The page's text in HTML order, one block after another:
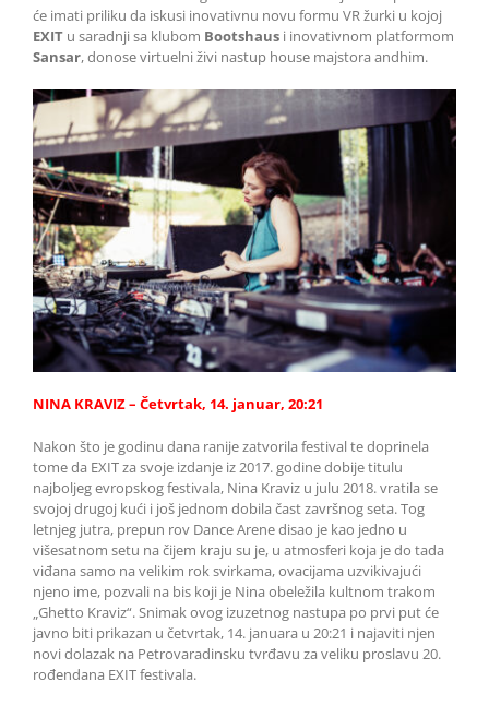
će imati priliku da iskusi inovativnu novu formu VR žurki u kojoj
EXIT u saradnji sa klubom Bootshaus i inovativnom platformom
Sansar, donose virtuelni živi nastup house majstora andhim.
NINA KRAVIZ – Četvrtak, 14. januar, 20:21
Nakon što je godinu dana ranije zatvorila festival te doprinela
tome da EXIT za svoje izdanje iz 2017. godine dobije titulu
najboljeg evropskog festivala, Nina Kraviz u julu 2018. vratila se
svojoj drugoj kući i još jednom dobila čast završnog seta. Tog
letnjeg jutra, prepun rov Dance Arene disao je kao jedno u
višesatnom setu na čijem kraju su je, u atmosferi koja je do tada
viđana samo na velikim rok svirkama, ovacijama uzvikivajući
njeno ime, pozvali na bis koji je Nina obeležila kultnom trakom
„Ghetto Kraviz“. Snimak ovog izuzetnog nastupa po prvi put će
javno biti prikazan u četvrtak, 14. januara u 20:21 i najaviti njen
novi dolazak na Petrovaradinsku tvrđavu za veliku proslavu 20.
rođendana EXIT festivala.